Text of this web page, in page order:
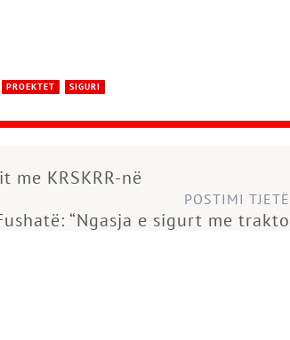
PROEKTET SIGURI
me KRSKRR-në
POSTIMI
“Ngasja e sigurt me